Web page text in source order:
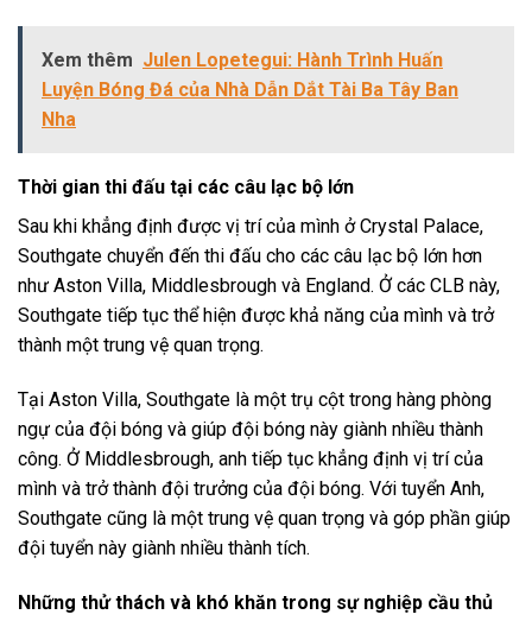
Xem thêm Julen Lopetegui: Hành Trình Huấn
Luyện Bóng Đá của Nhà Dẫn Dắt Tài Ba Tây Ban
Nha
Thời gian thi đấu tại các câu lạc bộ lớn
Sau khi khẳng định được vị trí của mình ở Crystal Palace,
Southgate chuyển đến thi đấu cho các câu lạc bộ lớn hơn
như Aston Villa, Middlesbrough và England. Ở các CLB này,
Southgate tiếp tục thể hiện được khả năng của mình và trở
thành một trung vệ quan trọng.
Tại Aston Villa, Southgate là một trụ cột trong hàng phòng
ngự của đội bóng và giúp đội bóng này giành nhiều thành
công. Ở Middlesbrough, anh tiếp tục khẳng định vị trí của
mình và trở thành đội trưởng của đội bóng. Với tuyển Anh,
Southgate cũng là một trung vệ quan trọng và góp phần giúp
đội tuyển này giành nhiều thành tích.
Những thử thách và khó khăn trong sự nghiệp cầu thủ